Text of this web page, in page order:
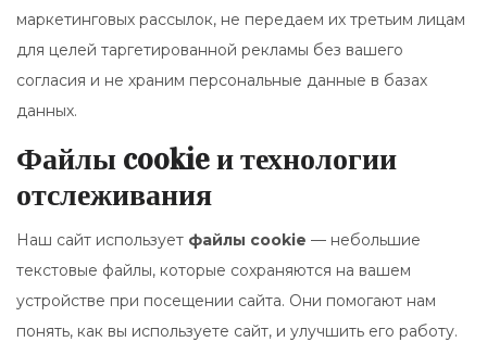
маркетинговых рассылок, не передаем их третьим лицам
для целей таргетированной рекламы без вашего
согласия и не храним персональные данные в базах
данных.
Файлы cookie и технологии
отслеживания
Наш сайт использует файлы cookie — небольшие
текстовые файлы, которые сохраняются на вашем
устройстве при посещении сайта. Они помогают нам
понять, как вы используете сайт, и улучшить его работу.